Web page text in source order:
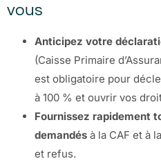
vous
Anticipez votre
(Caisse Primaire
est obligatoire pour
à 100 % et ouvrir vos
Fournissez rapidement
demandés à la CAF et à
et refus.